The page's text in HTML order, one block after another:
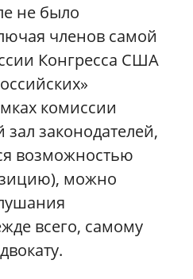
не было
членов самой
Конгресса США
комиссии
законодателей,
возможностью
можно
всего, самому